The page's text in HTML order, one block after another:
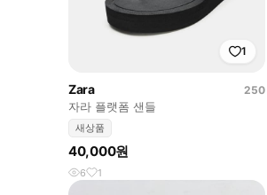
1
Zara
250
자라 플랫폼 샌들
새상품
40,000원
6 1